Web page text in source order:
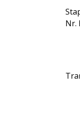
Nr.